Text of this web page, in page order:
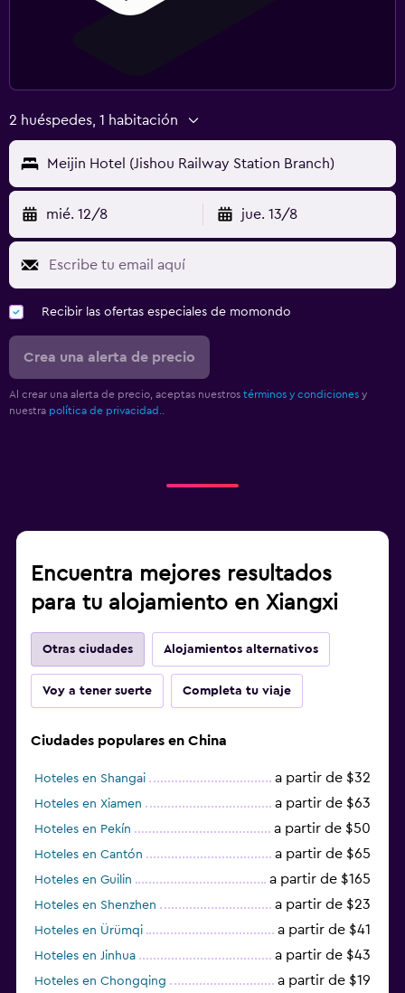
2 huéspedes, 1 habitación
Meijin Hotel (Jishou Railway Station Branch)
mié. 12/8 jue. 13/8
Recibir las ofertas especiales de momondo
Crea una alerta de precio
Al crear una alerta de precio, aceptas nuestros términos y condiciones y
nuestra política de privacidad.
Encuentra mejores resultados
para tu alojamiento en Xiangxi
Otras ciudades Alojamientos alternativos
Voy a tener suerte Completa tu viaje
Ciudades populares en China
Hoteles en Shangai a partir de $32
Hoteles en Xiamen a partir de $63
Hoteles en Pekín a partir de $50
Hoteles en Cantón a partir de $65
Hoteles en Guilin a partir de $165
Hoteles en Shenzhen a partir de $23
Hoteles en Ürümqi a partir de $41
Hoteles en Jinhua a partir de $43
Hoteles en Chongqing a partir de $19